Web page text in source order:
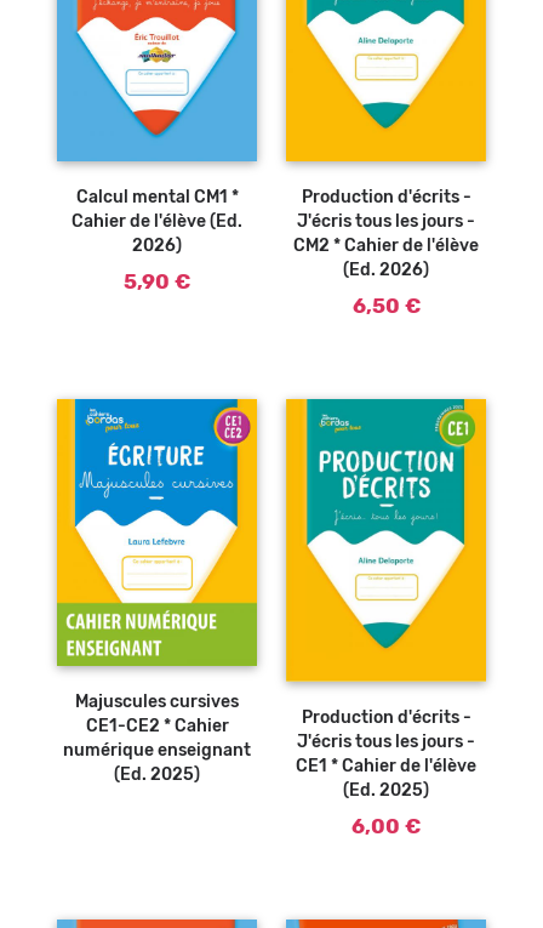
Calcul mental CM1 *
Cahier de l'élève (Ed.
2026)
5,90 €
Ajouter au
Production d'écrits -
J'écris tous les jours -
CM2 * Cahier de l'élève
(Ed. 2026)
6,50 €
Majuscules cursives
CE1-CE2 * Cahier
numérique enseignant
(Ed. 2025)
Ajouter au
Production d'écrits -
J'écris tous les jours -
CE1 * Cahier de l'élève
(Ed. 2025)
6,00 €